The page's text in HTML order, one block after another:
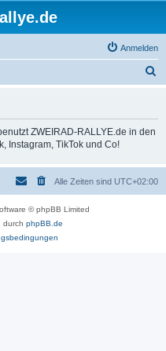
Anmelden
ZWEIRAD-RALLYE.de in den
Instagram, TikTok und Co!
Alle Zeiten sind UTC+02:00
© phpBB Limited
durch phpBB.de